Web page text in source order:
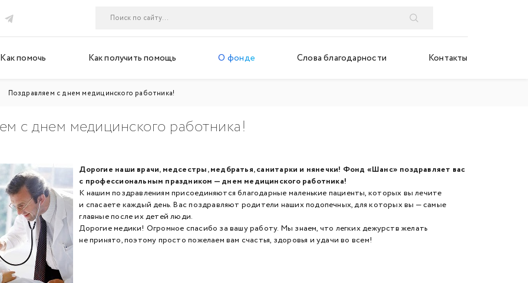
Как помочь Как получить помощь О фонде Слова благодарности Контакты
Поздравляем с днем медицинского работника!
с днем медицинского работника!
Дорогие наши врачи, медсестры, медбратья, санитарки и нянечки! Фонд «Шанс» поздравляет вас
с профессиональным праздником — днем медицинского работника!
К нашим поздравлениям присоединяются благодарные маленькие пациенты, которых вы лечите
и спасаете каждый день. Вас поздравляют родители наших подопечных, для которых вы — самые
главные после их детей люди.
Дорогие медики! Огромное спасибо за вашу работу. Мы знаем, что легких дежурств желать
не принято, поэтому просто пожелаем вам счастья, здоровья и удачи во всем!